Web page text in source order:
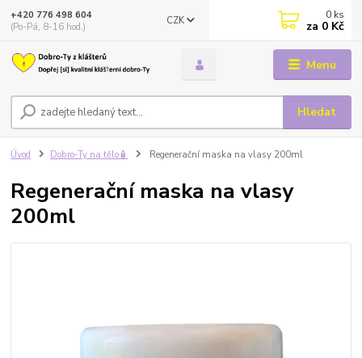
Menu
CZK
Hledat
+420 776 498 604
(Po-Pá, 8-16 hod.)
0 ks
za 0 Kč
Úvod Dobro-Ty na tělo🧴 Regenerační maska na vlasy 200ml
Regenerační maska na vlasy
200ml